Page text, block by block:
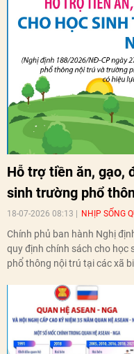
Hỗ trợ tiền ăn, gạo,
sinh trường phổ
18-07-2026 08:13 NHỊP SỐNG
Chính phủ ban hành Nghị
quy định chính sách cho
phổ thông nội trú tại các xã